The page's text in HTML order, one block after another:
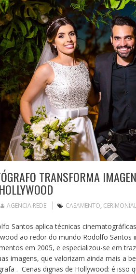
TRANSFORMA
AGENCIA REDE CASAMENTO,
Santos aplica técnicas
ao redor do mundo Rodolfo Santos
em 2005, e especializou-se em
imagens, que valorizam ainda mais a
. Cenas dignas de Hollywood: é isso